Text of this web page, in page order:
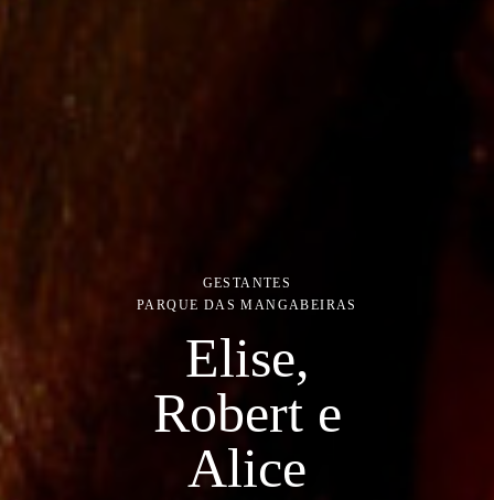
GESTANTES
PARQUE DAS MANGABEIRAS
Elise,
Robert e
Alice